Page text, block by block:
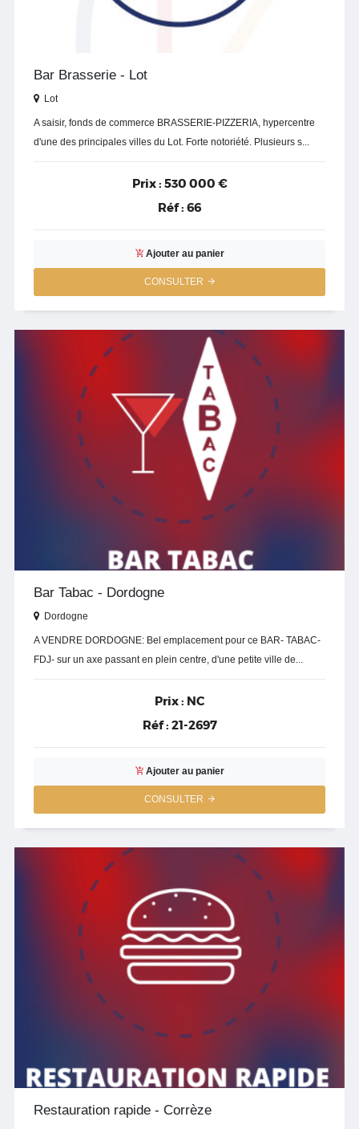
Bar Brasserie - Lot
Lot
A saisir, fonds de commerce BRASSERIE-PIZZERIA, hypercentre
d'une des principales villes du Lot. Forte notoriété. Plusieurs s...
Prix : 530 000 €
Réf : 66
Ajouter au panier
CONSULTER
Bar Tabac - Dordogne
Dordogne
A VENDRE DORDOGNE: Bel emplacement pour ce BAR- TABAC-
FDJ- sur un axe passant en plein centre, d'une petite ville de...
Prix : NC
Réf : 21-2697
Ajouter au panier
CONSULTER
Restauration rapide - Corrèze